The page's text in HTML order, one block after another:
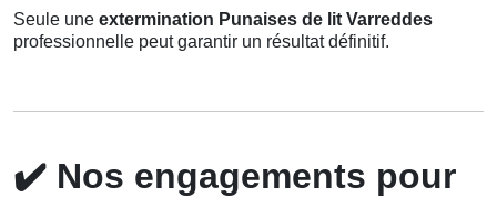
Seule une extermination Punaises de lit Varreddes
professionnelle peut garantir un résultat définitif.
✔️ Nos engagements pour